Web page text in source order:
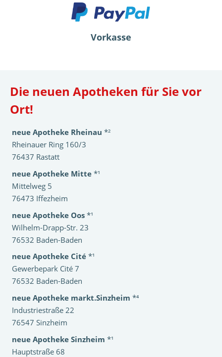
Vorkasse
Die neuen Apotheken für Sie vor
Ort!
neue Apotheke Rheinau *²
Rheinauer Ring 160/3
76437 Rastatt
neue Apotheke Mitte *¹
Mittelweg 5
76473 Iffezheim
neue Apotheke Oos *¹
Wilhelm-Drapp-Str. 23
76532 Baden-Baden
neue Apotheke Cité *¹
Gewerbepark Cité 7
76532 Baden-Baden
neue Apotheke markt.Sinzheim *⁴
Industriestraße 22
76547 Sinzheim
neue Apotheke Sinzheim *¹
Hauptstraße 68